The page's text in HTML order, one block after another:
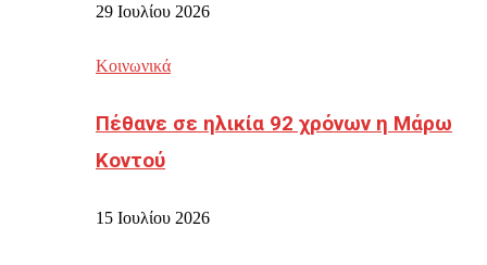
29 Ιουλίου 2026
Κοινωνικά
Πέθανε σε ηλικία 92 χρόνων η Μάρω
Κοντού
15 Ιουλίου 2026